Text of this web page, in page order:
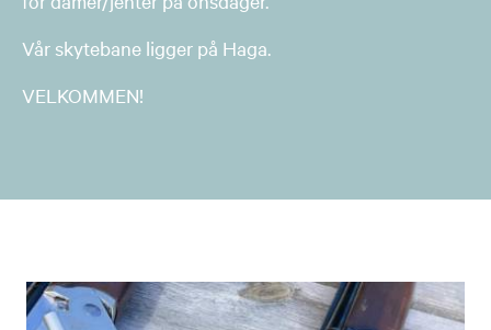
Vår skytebane ligger på Haga.
VELKOMMEN!